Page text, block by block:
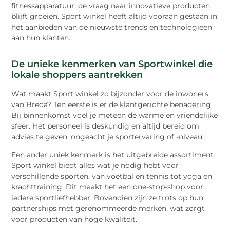
fitnessapparatuur, de vraag naar innovatieve producten
blijft groeien. Sport winkel heeft altijd vooraan gestaan in
het aanbieden van de nieuwste trends en technologieën
aan hun klanten.
De unieke kenmerken van Sportwinkel die
lokale shoppers aantrekken
Wat maakt Sport winkel zo bijzonder voor de inwoners
van Breda? Ten eerste is er de klantgerichte benadering.
Bij binnenkomst voel je meteen de warme en vriendelijke
sfeer. Het personeel is deskundig en altijd bereid om
advies te geven, ongeacht je sportervaring of -niveau.
Een ander uniek kenmerk is het uitgebreide assortiment.
Sport winkel biedt alles wat je nodig hebt voor
verschillende sporten, van voetbal en tennis tot yoga en
krachttraining. Dit maakt het een one-stop-shop voor
iedere sportliefhebber. Bovendien zijn ze trots op hun
partnerships met gerenommeerde merken, wat zorgt
voor producten van hoge kwaliteit.